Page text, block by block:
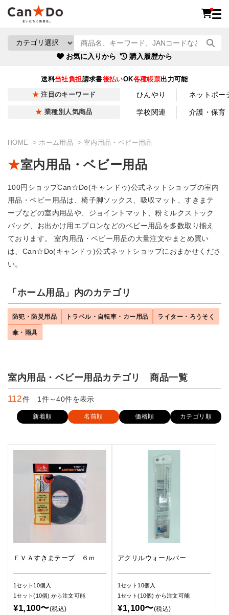
お気に入りから 購入履歴から
送料当社負担請求書後払いOK各種帳票出力可能
注目のキーワード ひんやり ネットポー
業種別人気商品 学校関連 介護・保育
HOME ホーム用品 室内用品・ベビー用品
室内用品・ベビー用品
100円ショップCan☆Do(キャンドゥ)公式ネットショップの室内
用品・ベビー用品は、椅子脚ソックス、吸収マット、すきまテ
ープなどの室内用品や、ジョイントマット、粉ミルクストック
バッグ、お出かけ用エプロンなどのベビー用品を多数取り揃え
ております。 室内用品・ベビー用品の大量注文やまとめ買い
は、Can☆Do(キャンドゥ)公式ネットショップにおまかせくださ
い。
「ホーム用品」内のカテゴリ
防犯・防災用品 トラベル・自転車・カー用品 ライター・ろうそく
傘・雨具
室内用品・ベビー用品カテゴリ 商品一覧
112件 1件～40件を表示
新着順 名前順 価格順 カテゴリ順
ＥＶＡすきまテープ ６ｍ
1セット10個入
1セット(10個)から注文可能
¥1,100〜(税込)
アクリルウォールバー
1セット10個入
1セット(10個)から注文可能
¥1,100〜(税込)